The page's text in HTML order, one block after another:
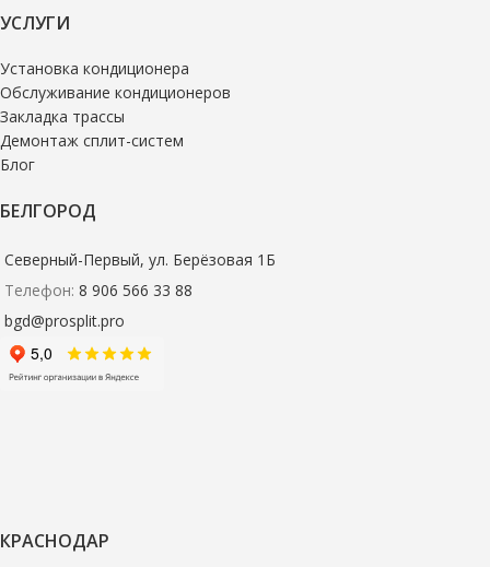
УСЛУГИ
Установка кондиционера
Обслуживание кондиционеров
Закладка трассы
Демонтаж сплит-систем
Блог
БЕЛГОРОД
Северный-Первый, ул. Берёзовая 1Б
Телефон: 8 906 566 33 88
bgd@prosplit.pro
КРАСНОДАР